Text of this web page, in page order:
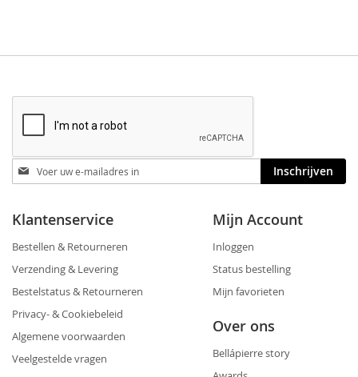
Blijf
op
hoogte
Inschrijven
Klantenservice
Bestellen & Retourneren
Verzending & Levering
Bestelstatus & Retourneren
Privacy- & Cookiebeleid
Algemene voorwaarden
Veelgestelde vragen
Mijn Account
Inloggen
Status bestelling
Mijn favorieten
Over ons
Bellápierre story